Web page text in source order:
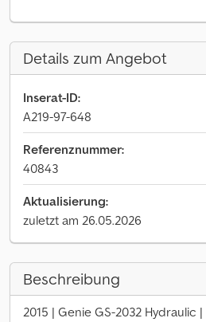
Details zum Angebot
Inserat-ID:
A219-97-648
Referenznummer:
40843
Aktualisierung:
zuletzt am 26.05.2026
Beschreibung
2015 | Genie GS-2032 Hydraulic